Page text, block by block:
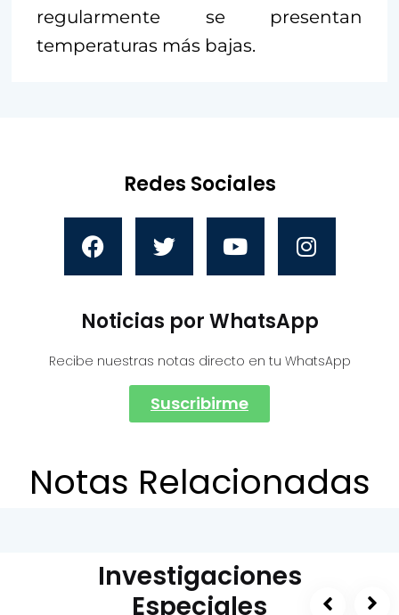
regularmente se presentan
temperaturas más bajas.
Redes Sociales
Noticias por WhatsApp
Recibe nuestras notas directo en tu WhatsApp
Suscribirme
Notas Relacionadas
Investigaciones
Especiales